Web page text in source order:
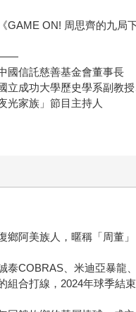
GAME ON! 周思齊的九局
——
國信託慈善基金會董事長
立成功大學歷史學系副教
光家族」節目主持人
鄉阿美族人，暱稱「周董
泰COBRAS、米迪亞暴龍
組合打線，2024年球季結